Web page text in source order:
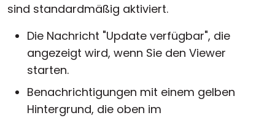
sind standardmäßig aktiviert.
Die Nachricht "Update verfügbar", die
angezeigt wird, wenn Sie den Viewer
starten.
Benachrichtigungen mit einem gelben
Hintergrund, die oben im